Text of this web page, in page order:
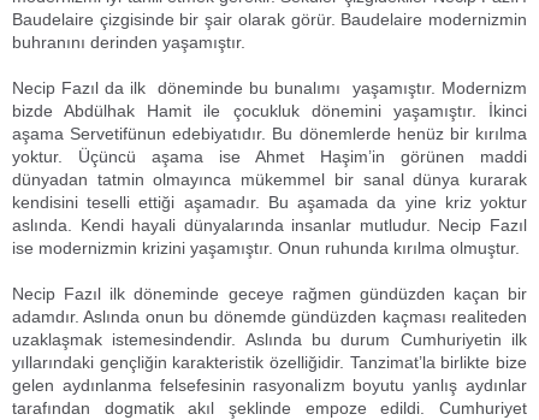
Baudelaire çizgisinde bir şair olarak görür. Baudelaire modernizmin
buhranını derinden yaşamıştır.
Necip Fazıl da ilk döneminde bu bunalımı yaşamıştır. Modernizm
bizde Abdülhak Hamit ile çocukluk dönemini yaşamıştır. İkinci
aşama Servetifünun edebiyatıdır. Bu dönemlerde henüz bir kırılma
yoktur. Üçüncü aşama ise Ahmet Haşim’in görünen maddi
dünyadan tatmin olmayınca mükemmel bir sanal dünya kurarak
kendisini teselli ettiği aşamadır. Bu aşamada da yine kriz yoktur
aslında. Kendi hayali dünyalarında insanlar mutludur. Necip Fazıl
ise modernizmin krizini yaşamıştır. Onun ruhunda kırılma olmuştur.
Necip Fazıl ilk döneminde geceye rağmen gündüzden kaçan bir
adamdır. Aslında onun bu dönemde gündüzden kaçması realiteden
uzaklaşmak istemesindendir. Aslında bu durum Cumhuriyetin ilk
yıllarındaki gençliğin karakteristik özelliğidir. Tanzimat’la birlikte bize
gelen aydınlanma felsefesinin rasyonalizm boyutu yanlış aydınlar
tarafından dogmatik akıl şeklinde empoze edildi. Cumhuriyet